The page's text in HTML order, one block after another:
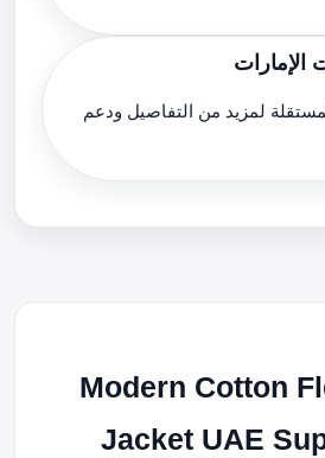
لمزيد من التفاصيل ودعم
Modern Cotton
Jacket UAE